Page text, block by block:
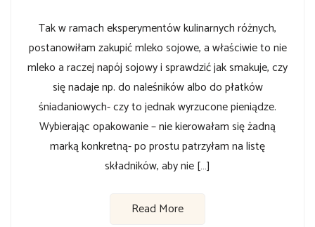
Tak w ramach eksperymentów kulinarnych różnych,
postanowiłam zakupić mleko sojowe, a właściwie to nie
mleko a raczej napój sojowy i sprawdzić jak smakuje, czy
się nadaje np. do naleśników albo do płatków
śniadaniowych- czy to jednak wyrzucone pieniądze.
Wybierając opakowanie – nie kierowałam się żadną
marką konkretną- po prostu patrzyłam na listę
składników, aby nie […]
Read More